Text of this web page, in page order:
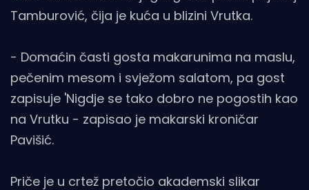
Tamburović, čija je kuća u blizini Vrutka.
- Domaćin časti gosta makarunima na maslu,
pečenim mesom i svježom salatom, pa gost
zapisuje 'Nigdje se tako dobro ne pogostih kao
na Vrutku - zapisao je makarski kroničar
Pavišić.
Priče je u crtež pretočio akademski slikar